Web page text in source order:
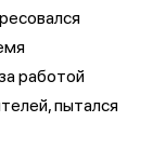
работой
пытался